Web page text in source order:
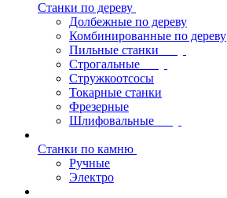
Станки по дереву
Долбежные по дереву
Комбинированные по дереву
Пильные станки
Строгальные
Стружкоотсосы
Токарные станки
Фрезерные
Шлифовальные
Станки по камню
Ручные
Электро